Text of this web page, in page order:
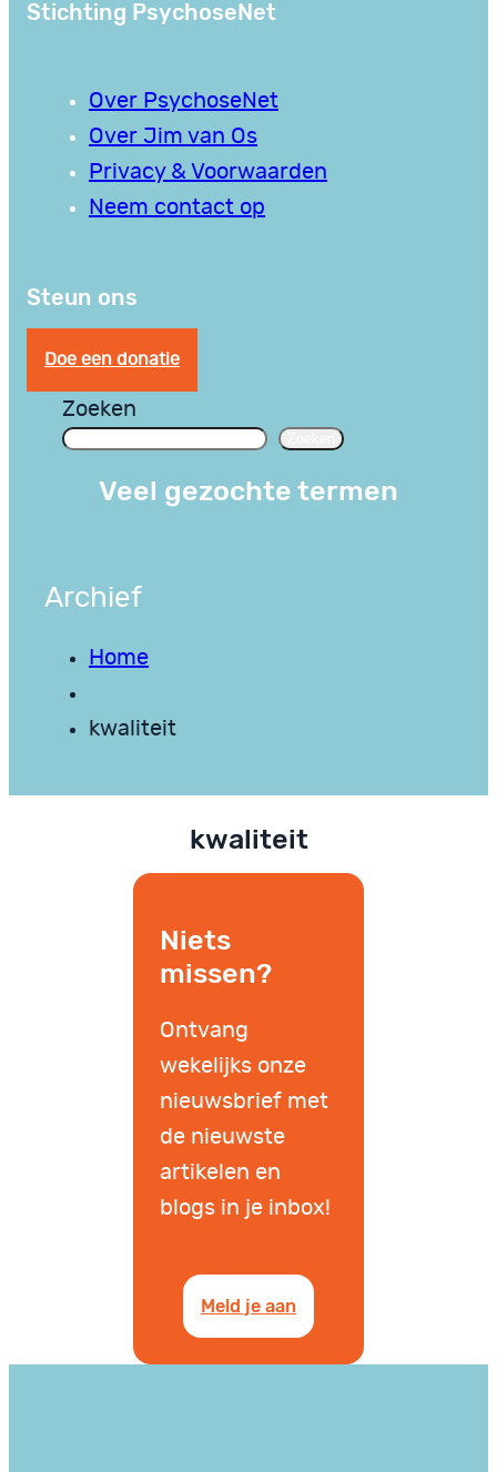
Stichting PsychoseNet
Over PsychoseNet
Over Jim van Os
Privacy & Voorwaarden
Neem contact op
Steun ons
Doe een donatie
Zoeken
Veel gezochte termen
Archief
Home
kwaliteit
kwaliteit
Niets
missen?
Ontvang
wekelijks onze
nieuwsbrief met
de nieuwste
artikelen en
blogs in je inbox!
Meld je aan